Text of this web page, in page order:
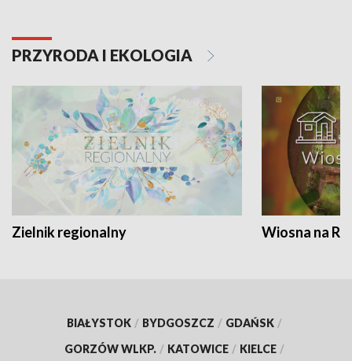
PRZYRODA I EKOLOGIA
Zielnik regionalny Wiosna na
BIAŁYSTOK / BYDGOSZCZ / GDAŃSK /
GORZÓW WLKP. / KATOWICE / KIELCE /